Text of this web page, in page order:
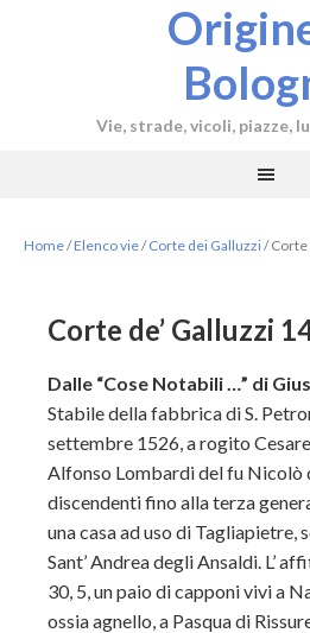
Vie, strade, vicoli, piazze,
Home/Elenco vie/ Corte dei Galluzzi/Corte
Corte de’ Galluzzi
Dalle “Cose Notabili …” di
Stabile della fabbrica di S.
settembre 1526, a rogito
Alfonso Lombardi del fu Nicolò
discendenti fino alla terza
una casa ad uso di Tagliapietre,
Sant’ Andrea degli Ansaldi. L’
30, 5, un paio di capponi vivi a
ossia agnello, a Pasqua di